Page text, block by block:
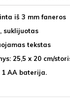
iš 3 mm faneros
suklijuotas
tekstas
25,5 x 20 cm/
1 AA baterija.